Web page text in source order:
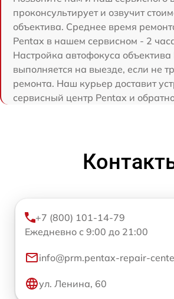
проконсультирует и озвучит
объектива. Среднее время
Pentax в нашем сервисном - 2
Настройка автофокуса объектива
выполняется на выезде, если не
ремонта. Наш курьер доставит
сервисный центр Pentax и
+7 (800) 101-14-79
Ежедневно с 9:00 до 21:00
info@prm.pentax-repair-
ул. Ленина, 60